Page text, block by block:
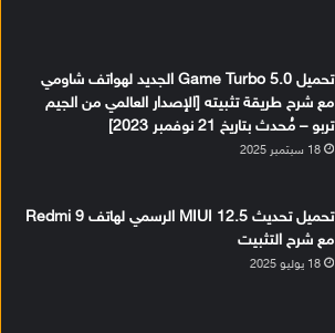
تحميل Game Turbo 5.0 الجديد لهواتف شاومي
مع شرح طريقة تثبيته [الإصدار العالمي من الجيم
تربو – مُحدث بتاريخ 21 نوفمبر 2023]
18 سبتمبر 2025
تحميل تحديث MIUI 12.5 الرسمي لهاتف Redmi 9
مع شرح التثبيت
18 يوليو 2025